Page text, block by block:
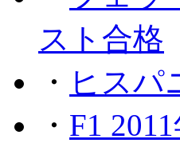
スト合格
・ ヒスパ
・ F1